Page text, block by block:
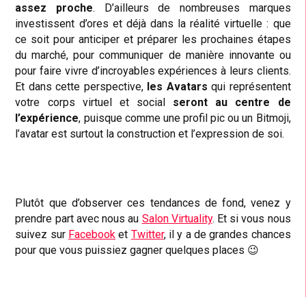
assez proche. D’ailleurs de nombreuses marques
investissent d’ores et déjà dans la réalité virtuelle : que
ce soit pour anticiper et préparer les prochaines étapes
du marché, pour communiquer de manière innovante ou
pour faire vivre d’incroyables expériences à leurs clients.
Et dans cette perspective, les Avatars qui représentent
votre corps virtuel et social seront au centre de
l’expérience, puisque comme une profil pic ou un Bitmoji,
l’avatar est surtout la construction et l’expression de soi.
Plutôt que d’observer ces tendances de fond, venez y
prendre part avec nous au Salon Virtuality. Et si vous nous
suivez sur Facebook et Twitter, il y a de grandes chances
pour que vous puissiez gagner quelques places 😉